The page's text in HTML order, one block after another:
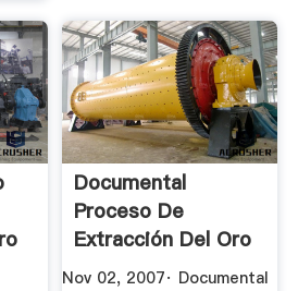
Documental
Proceso De
Extracción Del Oro
Y Su Uso YouTube
Nov 02, 2007· Documental